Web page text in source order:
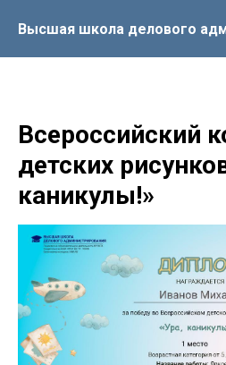
Высшая школа делового
Всероссийский
детских
каникулы!»